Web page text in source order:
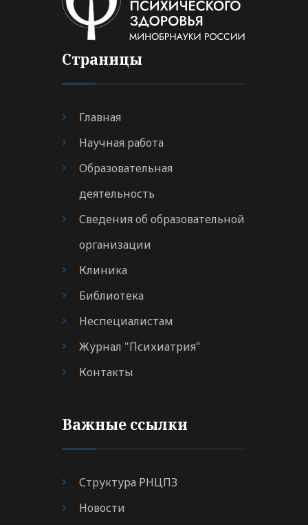
Страницы
Главная
Научная работа
Образовательная
деятельность
Сведения об образовательной
организации
Клиника
Библиотека
Неспециалистам
Журнал "Психиатрия"
Контакты
Важные ссылки
Структура РНЦПЗ
Новости